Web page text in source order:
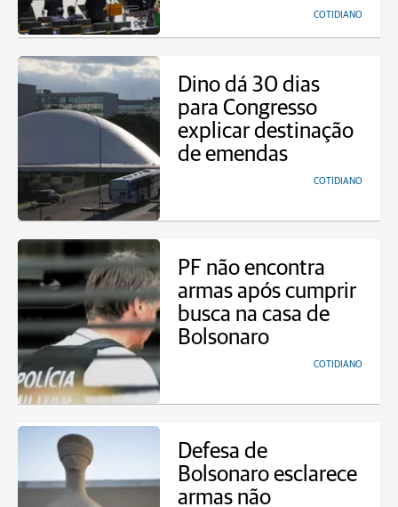
COTIDIANO
Dino dá 30 dias
para Congresso
explicar destinação
de emendas
COTIDIANO
PF não encontra
armas após cumprir
busca na casa de
Bolsonaro
COTIDIANO
Defesa de
Bolsonaro esclarece
armas não